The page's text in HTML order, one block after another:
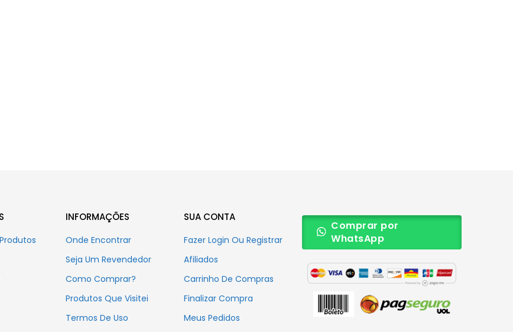
INFORMAÇÕES
Onde Encontrar
Seja Um Revendedor
Como Comprar?
Produtos Que Visitei
Termos De Uso
SUA CONTA
Fazer Login Ou Registrar
Afiliados
Carrinho De Compras
Finalizar Compra
Meus Pedidos
Comprar por
WhatsApp